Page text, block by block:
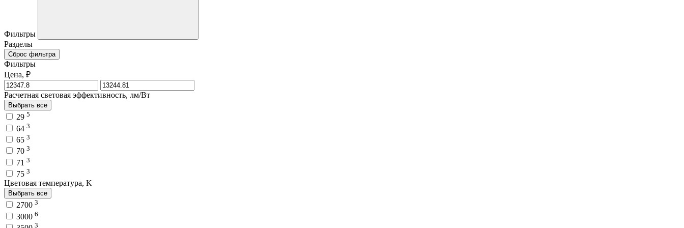
Фильтры
Разделы
Сброс фильтра
Фильтры
Цена, ₽
Расчетная световая эффективность, лм/Вт
Выбрать все
29 5
64 3
65 3
70 3
71 3
75 3
Цветовая температура, K
Выбрать все
2700 3
3000 6
3